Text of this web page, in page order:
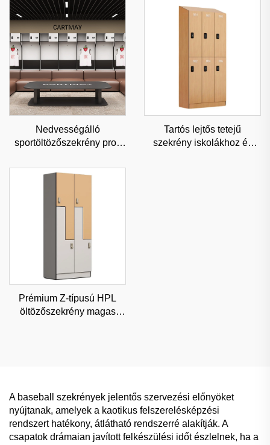
Nedvességálló
sportöltözőszekrény profi
edzőtermekhez, tartós acél
Tartós lejtős tetejű
szekrény iskolákhoz és
Prémium Z-típusú HPL
öltözőszekrény magas
A baseball szekrények jelentős szervezési előnyöket
nyújtanak, amelyek a kaotikus felszerelésképzési
rendszert hatékony, átlátható rendszerré alakítják. A
csapatok drámaian javított felkészülési időt észlelnek, ha a